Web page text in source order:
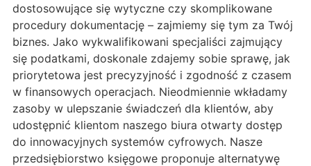
dostosowujące się wytyczne czy skomplikowane
procedury dokumentację – zajmiemy się tym za Twój
biznes. Jako wykwalifikowani specjaliści zajmujący
się podatkami, doskonale zdajemy sobie sprawę, jak
priorytetowa jest precyzyjność i zgodność z czasem
w finansowych operacjach. Nieodmiennie wkładamy
zasoby w ulepszanie świadczeń dla klientów, aby
udostępnić klientom naszego biura otwarty dostęp
do innowacyjnych systemów cyfrowych. Nasze
przedsiębiorstwo księgowe proponuje alternatywę